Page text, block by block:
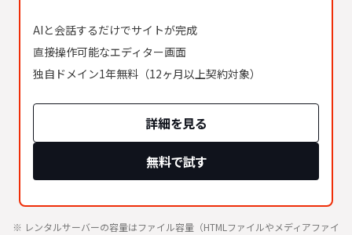
AIと会話するだけでサイトが完成
直接操作可能なエディター画面
独自ドメイン1年無料（12ヶ月以上契約対象）
詳細を見る
無料で試す
※ レンタルサーバーの容量はファイル容量（HTMLファイルやメディアファイ